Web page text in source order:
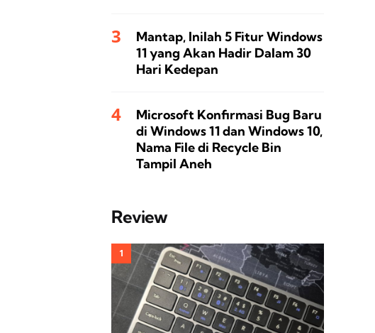
Mantap, Inilah 5 Fitur Windows
11 yang Akan Hadir Dalam 30
Hari Kedepan
Microsoft Konfirmasi Bug Baru
di Windows 11 dan Windows 10,
Nama File di Recycle Bin
Tampil Aneh
Review